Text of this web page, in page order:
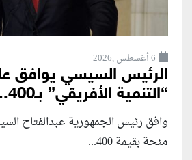
6 أغسطس ,2026
الرئيس السيسي يوافق
“التنمية الأفريقي” بـ400...
وافق رئيس الجمهورية عبدالفتاح
منحة بقيمة 400...